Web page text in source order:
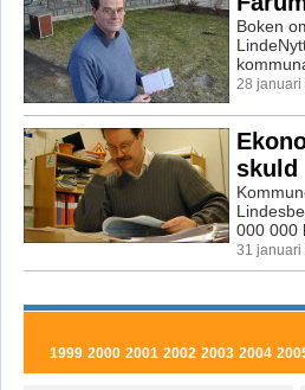
Boken
28 januari
skuld
000 000
31 januari
1999 2000 2001 2002 2003 2004